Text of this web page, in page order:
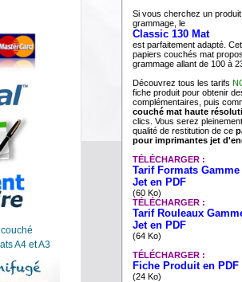
A4 et A3
Si vous cherchez un
grammage, le
Classic 130 Mat
est parfaitement adapté.
papiers couchés mat
grammage allant de 100 à
Découvrez tous les tarifs
fiche produit pour obtenir
complémentaires, puis
couché mat haute
clics. Vous serez
qualité de restitution de ce
pour imprimantes jet
TÉLÉCHARGER :
Tarif Formats Gamme
Jet en PDF
(60 Ko)
TÉLÉCHARGER :
Tarif Rouleaux
Jet en PDF
(64 Ko)
TÉLÉCHARGER :
Fiche Produit en PDF
(24 Ko)